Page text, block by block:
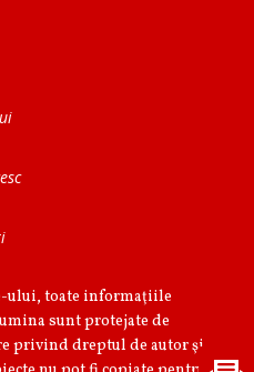
ului, toate informaţiile
sunt protejate de
privind dreptul de autor şi